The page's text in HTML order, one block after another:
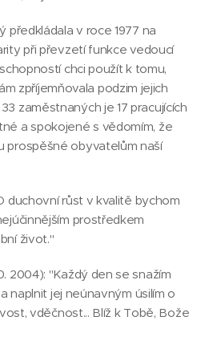
předkládala v roce 1977 na
při převzetí funkce vedoucí
chci použít k tomu,
zpříjemňovala podzim jejich
zaměstnaných je 17 pracujících
a spokojené s vědomím, že
prospěšné obyvatelům naší
duchovní růst v kvalitě bychom
prostředkem
život."
2004): "Každý den se snažím
naplnit jej neúnavným úsilím o
vděčnost... Blíž k Tobě, Bože